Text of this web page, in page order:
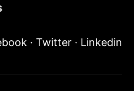
· Twitter · Linkedin